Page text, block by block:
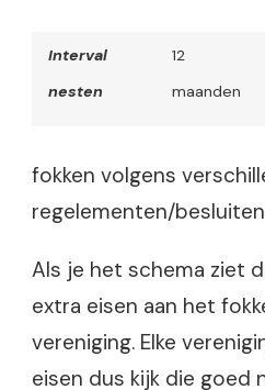
Interval
nesten
12
maanden
fokken volgens
regelementen/
Als je het schema ziet
extra eisen aan het
vereniging. Elke
eisen dus kijk die goed